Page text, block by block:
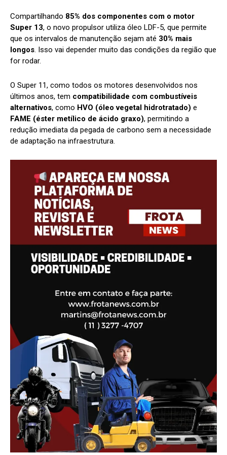
Compartilhando 85% dos componentes com o motor
Super 13, o novo propulsor utiliza óleo LDF-5, que permite
que os intervalos de manutenção sejam até 30% mais
longos. Isso vai depender muito das condições da região que
for rodar.
O Super 11, como todos os motores desenvolvidos nos
últimos anos, tem compatibilidade com combustíveis
alternativos, como HVO (óleo vegetal hidrotratado) e
FAME (éster metílico de ácido graxo), permitindo a
redução imediata da pegada de carbono sem a necessidade
de adaptação na infraestrutura.